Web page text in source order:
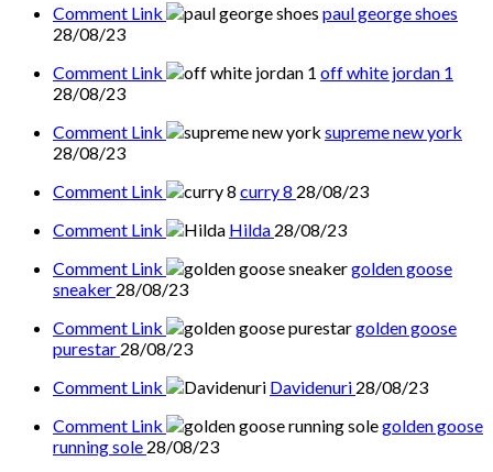
Comment Link
paul george shoes
28/08/23
Comment Link
off white jordan 1
28/08/23
Comment Link
supreme new york
28/08/23
Comment Link
curry 8 28/08/23
Comment Link
Hilda 28/08/23
Comment Link
golden goose
sneaker 28/08/23
Comment Link
golden goose
purestar 28/08/23
Comment Link
Davidenuri 28/08/23
Comment Link
golden goose
running sole 28/08/23